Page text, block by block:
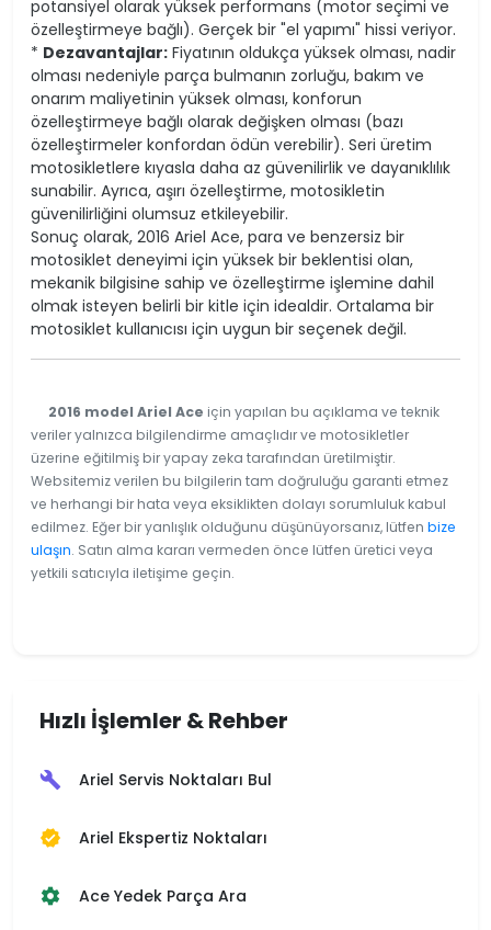
potansiyel olarak yüksek performans (motor seçimi ve
özelleştirmeye bağlı). Gerçek bir "el yapımı" hissi veriyor.
* Dezavantajlar: Fiyatının oldukça yüksek olması, nadir
olması nedeniyle parça bulmanın zorluğu, bakım ve
onarım maliyetinin yüksek olması, konforun
özelleştirmeye bağlı olarak değişken olması (bazı
özelleştirmeler konfordan ödün verebilir). Seri üretim
motosikletlere kıyasla daha az güvenilirlik ve dayanıklılık
sunabilir. Ayrıca, aşırı özelleştirme, motosikletin
güvenilirliğini olumsuz etkileyebilir.
Sonuç olarak, 2016 Ariel Ace, para ve benzersiz bir
motosiklet deneyimi için yüksek bir beklentisi olan,
mekanik bilgisine sahip ve özelleştirme işlemine dahil
olmak isteyen belirli bir kitle için idealdir. Ortalama bir
motosiklet kullanıcısı için uygun bir seçenek değil.
2016 model Ariel Ace için yapılan bu açıklama ve teknik
veriler yalnızca bilgilendirme amaçlıdır ve motosikletler
üzerine eğitilmiş bir yapay zeka tarafından üretilmiştir.
Websitemiz verilen bu bilgilerin tam doğruluğu garanti etmez
ve herhangi bir hata veya eksiklikten dolayı sorumluluk kabul
edilmez. Eğer bir yanlışlık olduğunu düşünüyorsanız, lütfen bize
ulaşın. Satın alma kararı vermeden önce lütfen üretici veya
yetkili satıcıyla iletişime geçin.
Hızlı İşlemler & Rehber
build Ariel Servis Noktaları Bul
verified Ariel Ekspertiz Noktaları
settings Ace Yedek Parça Ara